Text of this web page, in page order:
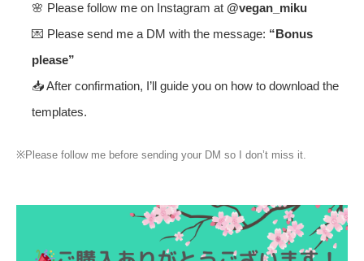
🌸 Please follow me on Instagram at @vegan_miku
💌 Please send me a DM with the message: “Bonus
please”
📥 After confirmation, I’ll guide you on how to download the
templates.
※Please follow me before sending your DM so I don’t miss it.